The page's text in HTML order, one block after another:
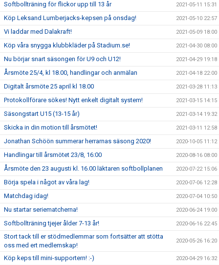
Softbollträning för flickor upp till 13 år 2021-05-11 15:31
Köp Leksand Lumberjacks-kepsen på onsdag! 2021-05-10 22:57
Vi laddar med Dalakraft! 2021-05-09 18:00
Köp våra snygga klubbkläder på Stadium.se! 2021-04-30 08:00
Nu börjar snart säsongen för U9 och U12! 2021-04-29 19:18
Årsmöte 25/4, kl 18.00, handlingar och anmälan 2021-04-18 22:00
Digitalt årsmöte 25 april kl 18.00 2021-03-28 11:13
Protokollförare sökes! Nytt enkelt digitalt system! 2021-03-15 14:15
Säsongstart U15 (13-15 år) 2021-03-14 19:32
Skicka in din motion till årsmötet! 2021-03-11 12:58
Jonathan Schöön summerar herrarnas säsong 2020! 2020-10-05 11:12
Handlingar till årsmötet 23/8, 16:00 2020-08-16 08:00
Årsmöte den 23 augusti kl. 16.00 läktaren softbollplanen 2020-07-22 15:06
Börja spela i något av våra lag! 2020-07-06 12:28
Matchdag idag! 2020-07-04 10:50
Nu startar seriematcherna! 2020-06-24 19:00
Softbollträning tjejer ålder 7-13 år! 2020-06-16 22:45
Stort tack till er stödmedlemmar som fortsätter att stötta
oss med ert medlemskap!
2020-05-26 16:20
Köp keps till mini-supportern! :-) 2020-04-29 16:32